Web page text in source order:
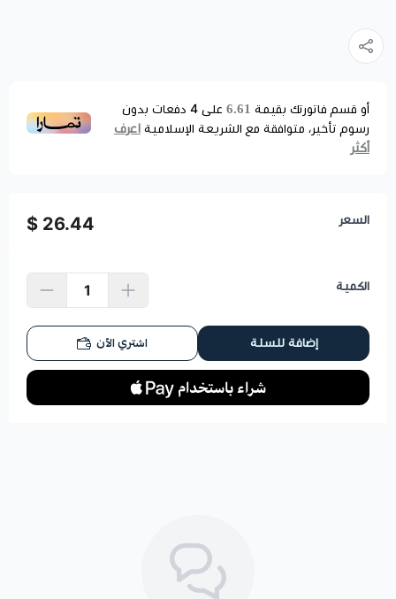
أو قسم فاتورتك بقيمة 6.61 على 4 دفعات بدون
رسوم تأخير، متوافقة مع الشريعة الإسلامية اعرف
أكثر
السعر 26.44 $
الكمية
إضافة للسلة اشتري الآن